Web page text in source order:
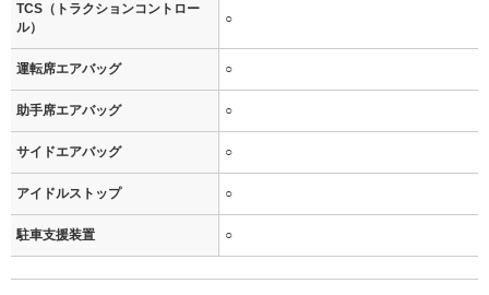
TCS（トラクションコントロー
ル）
○
運転席エアバッグ ○
助手席エアバッグ ○
サイドエアバッグ ○
アイドルストップ ○
駐車支援装置 ○